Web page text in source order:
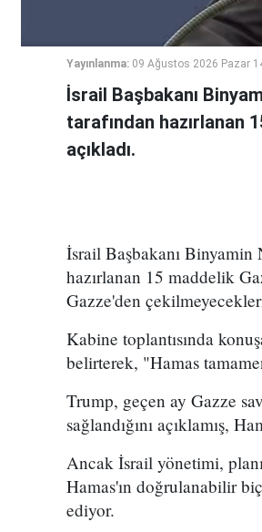
Yayınlanma: 09 Ağustos 2026 Pazar
İsrail Başbakanı
tarafından hazırlanan
açıkladı.
İsrail Başbakanı Binyamin
hazırlanan 15 maddelik
Gazze'den
Kabine toplantısında
belirterek, "Hamas
Trump, geçen ay Gazze
sağlandığını açıklamış,
Ancak İsrail yönetimi,
Hamas'ın doğrulanabilir
ediyor.